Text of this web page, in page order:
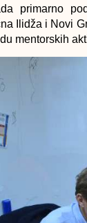
primarno
Ilidža i Novi
mentorskih